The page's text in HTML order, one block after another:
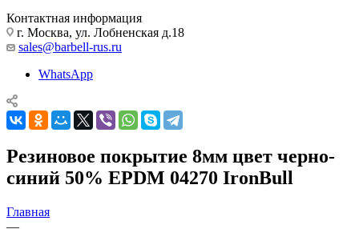
Контактная информация
г. Москва, ул. Лобненская д.18
sales@barbell-rus.ru
WhatsApp
Резиновое покрытие 8мм цвет черно-
синий 50% EPDM 04270 IronBull
Главная
—